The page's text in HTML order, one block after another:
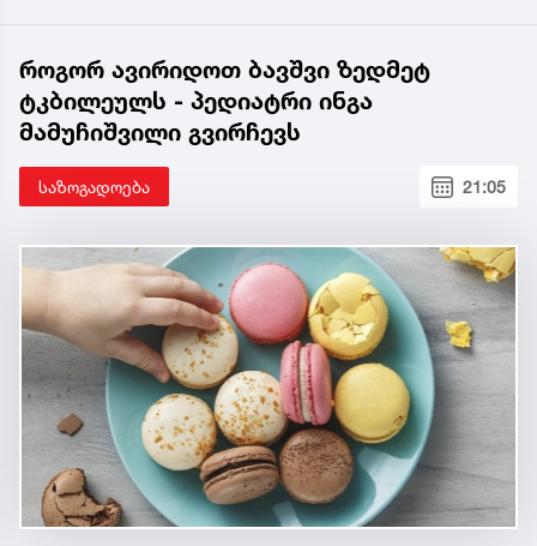
როგორ ავირიდოთ ბავშვი ზედმეტ
ტკბილეულს - პედიატრი ინგა
მამუჩიშვილი გვირჩევს
საზოგადოება 21:05